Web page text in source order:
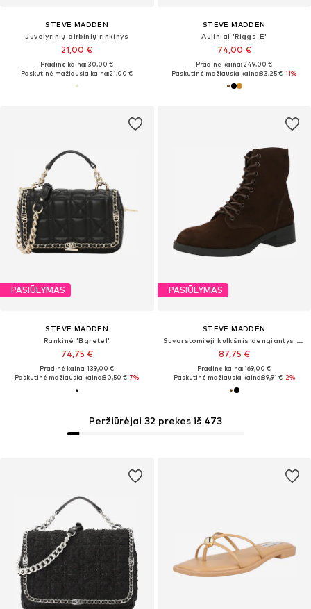
Peržiūrėjai 32 prekes iš 473
STEVE MADDEN
Juvelyrinių dirbinių rinkinys
21,00 €
Pradinė kaina: 30,00 €
Paskutinė mažiausia kaina:21,00 €
STEVE MADDEN
Auliniai 'Riggs-E'
74,00 €
Pradinė kaina: 249,00 €
Paskutinė mažiausia kaina:83,25 €-11%
PASIŪLYMAS
STEVE MADDEN
Rankinė 'Bgretel'
74,75 €
Pradinė kaina: 139,00 €
Paskutinė mažiausia kaina:80,50 €-7%
PASIŪLYMAS
STEVE MADDEN
Suvarstomieji kulkšnis dengiantys batai 'Zady'
87,75 €
Pradinė kaina: 169,00 €
Paskutinė mažiausia kaina:89,91 €-2%